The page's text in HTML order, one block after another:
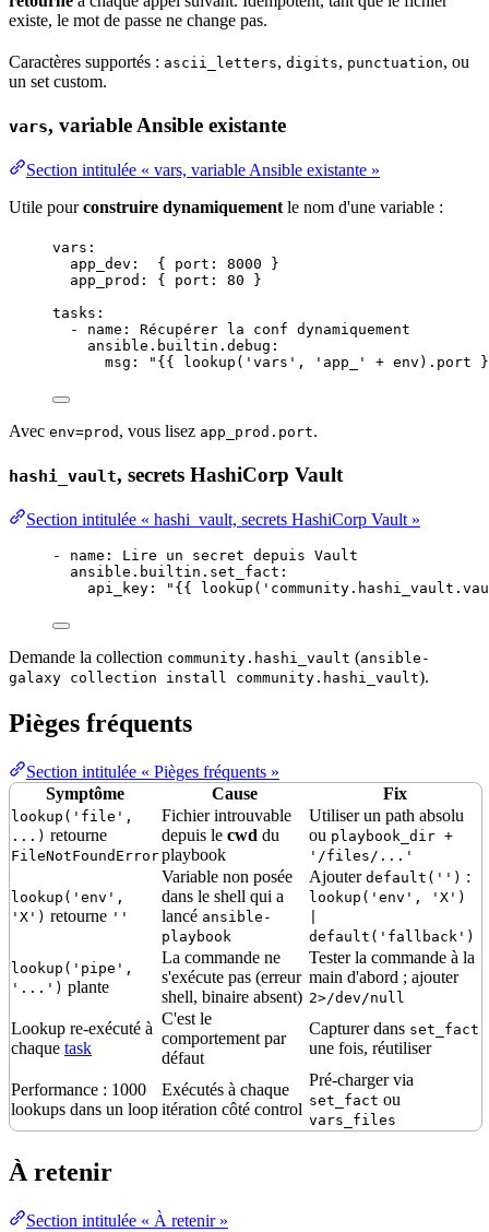
existe, le mot de passe ne change pas.
Caractères supportés : ascii_letters, digits, punctuation, ou
un set custom.
vars, variable Ansible existante
Section intitulée « vars, variable Ansible existante »
Utile pourconstruire dynamiquement le nom d'une variable :
vars :
app_dev :  { port : 8000 }
app_prod : { port : 80 }
tasks :
- name : Récupérer la conf dynamiquement
ansible.builtin.debug :
msg : " {{ lookup('vars', 'app_' + env).port
Avec env=prod , vous lisez app_prod.port.
hashi_vault, secrets HashiCorp Vault
Section intitulée « hashi_vault, secrets HashiCorp Vault »
- name : Lire un secret depuis Vault
ansible.builtin.set_fact :
api_key : " {{
Demande la collection community.hashi_vault (ansible-
galaxy collection install community.hashi_vault).
Pièges fréquents
Section intitulée « Pièges fréquents »
Symptôme
Cause Fix
lookup('file',
...) retourne
FileNotFoundError
Fichier introuvable
depuis le cwd du
playbook
Utiliser un path absolu
ou playbook_dir +
'/files/...'
lookup('env',
'X') retourne ''
Variable non posée
dans le shell qui a
lancé ansible-
playbook
Ajouter default('') :
lookup('env', 'X')
default('fallback')
lookup('pipe',
'...') plante
La commande ne
s'exécute pas (erreur
shell, binaire absent)
Tester la commande à la
main d'abord ; ajouter
2>/dev/null
Lookup re-exécuté à
chaque task
C'est le
comportement par
défaut
Capturer dans set_fact
une fois, réutiliser
Performance : 1000
lookups dans un loop
Exécutés à chaque
itération côté control
Pré-charger via
set_fact ou
vars_files
À retenir
Section intitulée « À retenir »